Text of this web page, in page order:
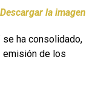
Descargar la imagen
se ha consolidado,
emisión de los